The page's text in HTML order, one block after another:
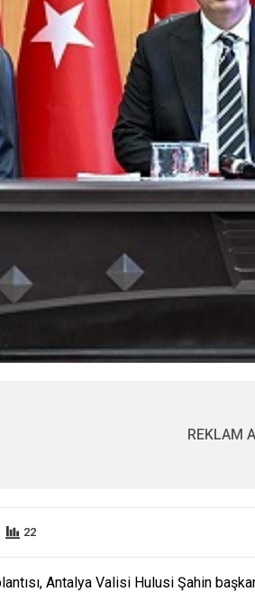
REKLAM
22
Antalya Valisi Hulusi Şahin